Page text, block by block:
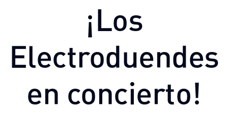
¡Los
Electroduendes
en concierto!